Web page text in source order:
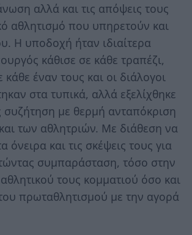
αλλά και τις απόψεις τους
αθλητισμό που υπηρετούν και
Η υποδοχή ήταν ιδιαίτερα
κάθισε σε κάθε τραπέζι,
έναν τους και οι διάλογοι
στα τυπικά, αλλά εξελίχθηκε
συζήτηση με θερμή ανταπόκριση
των αθλητριών. Με διάθεση να
όνειρα και τις σκέψεις τους για
συμπαράσταση, τόσο στην
τους κομματιού όσο και
πρωταθλητισμού με την αγορά